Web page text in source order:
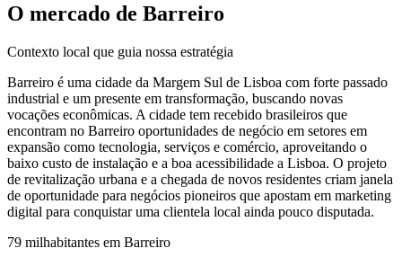
O mercado de Barreiro
Contexto local que guia nossa estratégia
Barreiro é uma cidade da Margem Sul de Lisboa com forte passado
industrial e um presente em transformação, buscando novas
vocações econômicas. A cidade tem recebido brasileiros que
encontram no Barreiro oportunidades de negócio em setores em
expansão como tecnologia, serviços e comércio, aproveitando o
baixo custo de instalação e a boa acessibilidade a Lisboa. O projeto
de revitalização urbana e a chegada de novos residentes criam janela
de oportunidade para negócios pioneiros que apostam em marketing
digital para conquistar uma clientela local ainda pouco disputada.
79 milhabitantes em Barreiro